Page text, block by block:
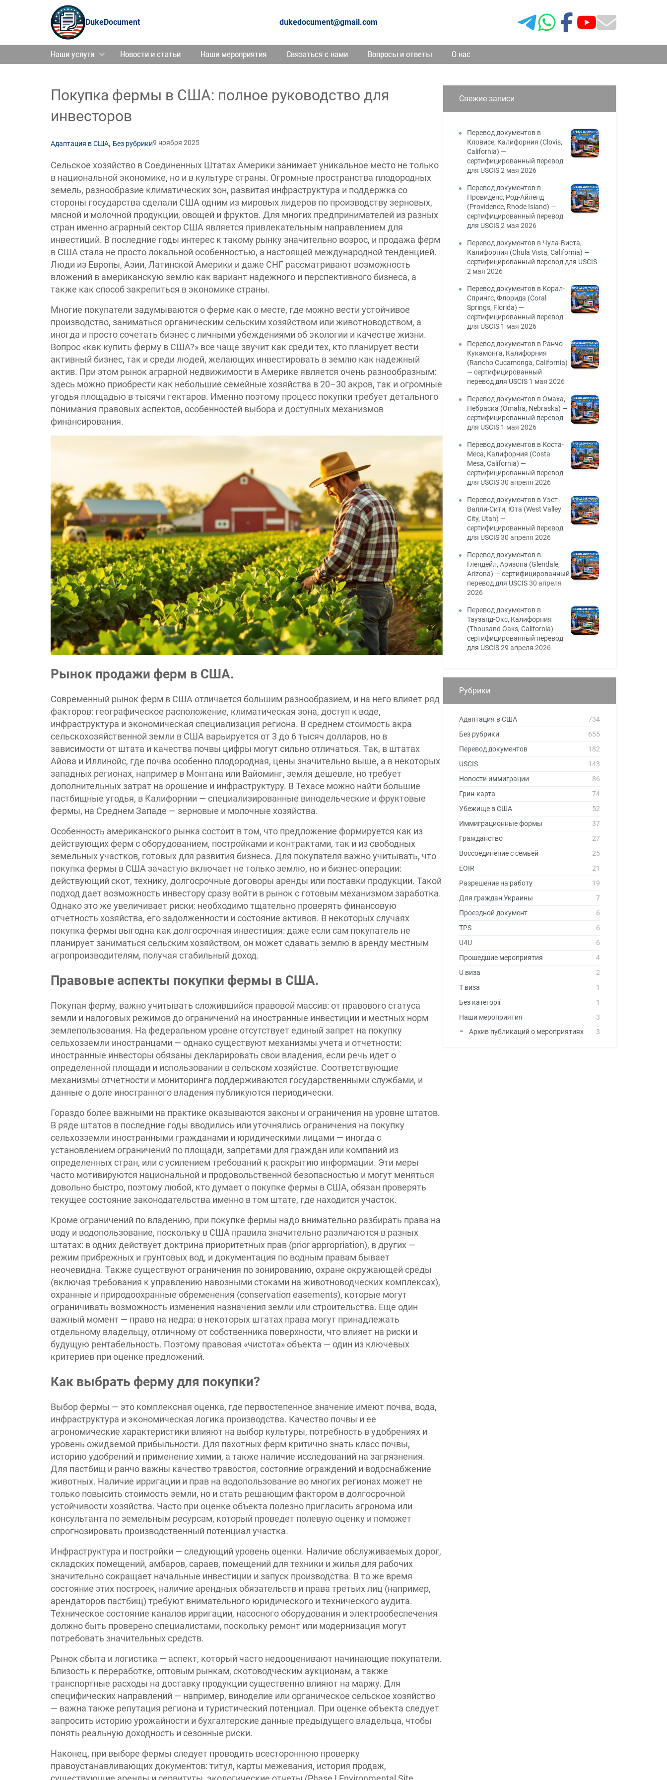
DukeDocument dukedocument@gmail.com
Наши услуги Новости и статьи Наши мероприятия Связаться с нами Вопросы и ответы О нас
Покупка фермы в США: полное руководство для
инвесторов
Адаптация в США, Без рубрики9 ноября 2025
Сельское хозяйство в Соединенных Штатах Америки занимает уникальное место не только
в национальной экономике, но и в культуре страны. Огромные пространства плодородных
земель, разнообразие климатических зон, развитая инфраструктура и поддержка со
стороны государства сделали США одним из мировых лидеров по производству зерновых,
мясной и молочной продукции, овощей и фруктов. Для многих предпринимателей из разных
стран именно аграрный сектор США является привлекательным направлением для
инвестиций. В последние годы интерес к такому рынку значительно возрос, и продажа ферм
в США стала не просто локальной особенностью, а настоящей международной тенденцией.
Люди из Европы, Азии, Латинской Америки и даже СНГ рассматривают возможность
вложений в американскую землю как вариант надежного и перспективного бизнеса, а
также как способ закрепиться в экономике страны.
Многие покупатели задумываются о ферме как о месте, где можно вести устойчивое
производство, заниматься органическим сельским хозяйством или животноводством, а
иногда и просто сочетать бизнес с личными убеждениями об экологии и качестве жизни.
Вопрос «как купить ферму в США?» все чаще звучит как среди тех, кто планирует вести
активный бизнес, так и среди людей, желающих инвестировать в землю как надежный
актив. При этом рынок аграрной недвижимости в Америке является очень разнообразным:
здесь можно приобрести как небольшие семейные хозяйства в 20–30 акров, так и огромные
угодья площадью в тысячи гектаров. Именно поэтому процесс покупки требует детального
понимания правовых аспектов, особенностей выбора и доступных механизмов
финансирования.
Рынок продажи ферм в США.
Современный рынок ферм в США отличается большим разнообразием, и на него влияет ряд
факторов: географическое расположение, климатическая зона, доступ к воде,
инфраструктура и экономическая специализация региона. В среднем стоимость акра
сельскохозяйственной земли в США варьируется от 3 до 6 тысяч долларов, но в
зависимости от штата и качества почвы цифры могут сильно отличаться. Так, в штатах
Айова и Иллинойс, где почва особенно плодородная, цены значительно выше, а в некоторых
западных регионах, например в Монтана или Вайоминг, земля дешевле, но требует
дополнительных затрат на орошение и инфраструктуру. В Техасе можно найти большие
пастбищные угодья, в Калифорнии — специализированные винодельческие и фруктовые
фермы, на Среднем Западе — зерновые и молочные хозяйства.
Особенность американского рынка состоит в том, что предложение формируется как из
действующих ферм с оборудованием, постройками и контрак­тами, так и из свободных
земельных участков, готовых для развития бизнеса. Для покупателя важно учитывать, что
покупка фермы в США зачастую включает не только землю, но и бизнес-операции:
действующий скот, технику, долгосрочные договоры аренды или поставки продукции. Такой
подход дает возможность инвестору сразу войти в рынок с готовым механизмом заработка.
Однако это же увеличивает риски: необходимо тщательно проверять финансовую
отчетность хозяйства, его задолженности и состояние активов. В некоторых случаях
покупка фермы выгодна как долгосрочная инвестиция: даже если сам покупатель не
планирует заниматься сельским хозяйством, он может сдавать землю в аренду местным
агропроизводителям, получая стабильный доход.
Правовые аспекты покупки фермы в США.
Покупая ферму, важно учитывать сложившийся правовой массив: от правового статуса
земли и налоговых режимов до ограничений на иностранные инвестиции и местных норм
землепользования. На федеральном уровне отсутствует единый запрет на покупку
сельхозземли иностранцами — однако существуют механизмы учета и отчетности:
иностранные инвесторы обязаны декларировать свои владения, если речь идет о
определенной площади и использовании в сельском хозяйстве. Соответствующие
механизмы отчетности и мониторинга поддерживаются государственными службами, и
данные о доле иностранного владения публикуются периодически.
Гораздо более важными на практике оказываются законы и ограничения на уровне штатов.
В ряде штатов в последние годы вводились или уточнялись ограничения на покупку
сельхозземли иностранными гражданами и юридическими лицами — иногда с
установлением ограничений по площади, запретами для граждан или компаний из
определенных стран, или с усилением требований к раскрытию информации. Эти меры
часто мотивируются национальной и продовольственной безопасностью и могут меняться
довольно быстро, поэтому любой, кто думает о покупке фермы в США, обязан проверять
текущее состояние законодательства именно в том штате, где находится участок.
Кроме ограничений по владению, при покупке фермы надо внимательно разбирать права на
воду и водопользование, поскольку в США правила значительно различаются в разных
штатах: в одних действует доктрина приоритетных прав (prior appropriation), в других —
режим прибрежных и грунтовых вод, и документация по водным правам бывает
неочевидна. Также существуют ограничения по зонированию, охране окружающей среды
(включая требования к управлению навозными стоками на животноводческих комплексах),
охранные и природоохранные обременения (conservation easements), которые могут
ограничивать возможность изменения назначения земли или строительства. Еще один
важный момент — право на недра: в некоторых штатах права могут принадлежать
отдельному владельцу, отличному от собственника поверхности, что влияет на риски и
будущую рентабельность. Поэтому правовая «чистота» объекта — один из ключевых
критериев при оценке предложений.
Как выбрать ферму для покупки?
Выбор фермы — это комплексная оценка, где первостепенное значение имеют почва, вода,
инфраструктура и экономическая логика производства. Качество почвы и ее
агрономические характеристики влияют на выбор культуры, потребность в удобрениях и
уровень ожидаемой прибыльности. Для пахотных ферм критично знать класс почвы,
историю удобрений и применение химии, а также наличие исследований на загрязнения.
Для пастбищ и ранчо важны качество травостоя, состояние ограждений и водоснабжение
животных. Наличие ирригации и прав на водопользование во многих регионах может не
только повысить стоимость земли, но и стать решающим фактором в долгосрочной
устойчивости хозяйства. Часто при оценке объекта полезно пригласить агронома или
консультанта по земельным ресурсам, который проведет полевую оценку и поможет
спрогнозировать производственный потенциал участка.
Инфраструктура и постройки — следующий уровень оценки. Наличие обслуживаемых дорог,
складских помещений, амбаров, сараев, помещений для техники и жилья для рабочих
значительно сокращает начальные инвестиции и запуск производства. В то же время
состояние этих построек, наличие арендных обязательств и права третьих лиц (например,
арендаторов пастбищ) требуют внимательного юридического и технического аудита.
Техническое состояние каналов ирригации, насосного оборудования и электрообеспечения
должно быть проверено специалистами, поскольку ремонт или модернизация могут
потребовать значительных средств.
Рынок сбыта и логистика — аспект, который часто недооценивают начинающие покупатели.
Близость к переработке, оптовым рынкам, скотоводческим аукционам, а также
транспортные расходы на доставку продукции существенно влияют на маржу. Для
специфических направлений — например, виноделие или органическое сельское хозяйство
— важна также репутация региона и туристический потенциал. При оценке объекта следует
запросить историю урожайности и бухгалтерские данные предыдущего владельца, чтобы
понять реальную доходность и сезонные риски.
Наконец, при выборе фермы следует проводить всестороннюю проверку
правоустанавливающих документов: титул, карты межевания, история продаж,
Свежие записи
Перевод документов в
Кловисе, Калифорния (Clovis,
California) —
сертифицированный перевод
для USCIS2 мая 2026
Перевод документов в
Провиденс, Род-Айленд
(Providence, Rhode Island) —
сертифицированный перевод
для USCIS2 мая 2026
Перевод документов в Чула-Виста,
Калифорния (Chula Vista, California) —
сертифицированный перевод для USCIS
2 мая 2026
Перевод документов в Корал-
Спрингс, Флорида (Coral
Springs, Florida) —
сертифицированный перевод
для USCIS 1 мая 2026
Перевод документов в Ранчо-
Кукамонга, Калифорния
(Rancho Cucamonga, California)
— сертифицированный
перевод для USCIS 1 мая 2026
Перевод документов в Омаха,
Небраска (Omaha, Nebraska) —
сертифицированный перевод
для USCIS 1 мая 2026
Перевод документов в Коста-
Меса, Калифорния (Costa
Mesa, California) —
сертифицированный перевод
для USCIS30 апреля 2026
Перевод документов в Уэст-
Валли-Сити, Юта (West Valley
City, Utah) —
сертифицированный перевод
для USCIS30 апреля 2026
Перевод документов в
Глендейл, Аризона (Glendale,
Arizona) — сертифицированный
перевод для USCIS30 апреля
2026
Перевод документов в
Таузанд-Окс, Калифорния
(Thousand Oaks, California) —
сертифицированный перевод
для USCIS29 апреля 2026
Рубрики
Адаптация в США
734
Без рубрики
655
Перевод документов
182
USCIS
143
Новости иммиграции
86
Грин-карта
74
Убежище в США
52
Иммиграционные формы
37
Гражданство
27
Воссоединение с семьей
25
EOIR
21
Разрешение на работу
19
Для граждан Украины
7
Проездной документ
6
TPS
6
U4U
6
Прошедшие мероприятия
4
U виза
2
T виза
1
Без категорії
1
Наши мероприятия
3
Архив публикаций о мероприятиях
3